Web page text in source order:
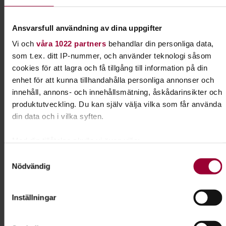
Ansvarsfull användning av dina uppgifter
Vi och våra 1022 partnersbehandlar din personliga data,
som t.ex. ditt IP-nummer, och använder teknologi såsom
cookies för att lagra och få tillgång till information på din
enhet för att kunna tillhandahålla personliga annonser och
innehåll, annons- och innehållsmätning, åskådarinsikter och
produktutveckling. Du kan själv välja vilka som får använda
din data och i vilka syften.
kan ha en noggrannhet på upp till flera meter
Ta reda på mer om hur dina personliga uppgifter behandlas
Nödvändig
Inställningar
Mari Graneskog
Folkbildningsutvecklare Djur-
Natur
Skicka e-post
073-942 36 46
Visa mer
Dela: Facebook
du lever, äter, reser och bor. Små uppoffringar kan
göra stor skillnad för miljön och klimatet.